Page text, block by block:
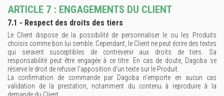
ARTICLE 7 : ENGAGEMENTS DU CLIENT
7.1 - Respect des droits des tiers
Le Client dispose de la possibilité de personnaliser le ou les Produits
choisis comme bon lui semble. Cependant, le Client ne peut écrire des textes
qui seraient susceptibles de contrevenir aux droits de tiers. Sa
responsabilité peut être engagée à ce titre. En cas de doute, Dagoba se
réserve le droit de refuser l’apposition d’un texte sur le Produit.
La confirmation de commande par Dagoba n’emporte en aucun cas
validation de la prestation, notamment du contenu à reproduire à la